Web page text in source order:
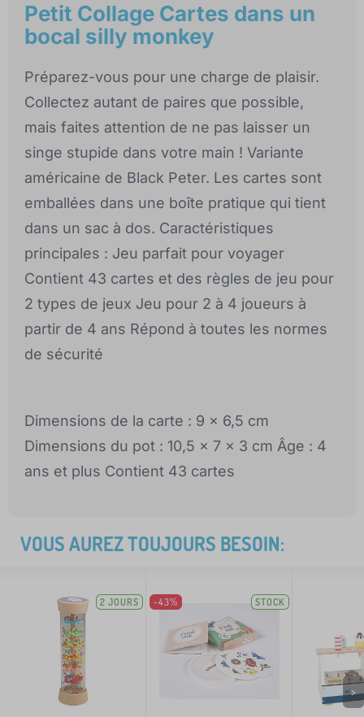
Petit Collage Cartes dans un
bocal silly monkey
Préparez-vous pour une charge de plaisir.
Collectez autant de paires que possible,
mais faites attention de ne pas laisser un
singe stupide dans votre main ! Variante
américaine de Black Peter. Les cartes sont
emballées dans une boîte pratique qui tient
dans un sac à dos. Caractéristiques
principales : Jeu parfait pour voyager
Contient 43 cartes et des règles de jeu pour
2 types de jeux Jeu pour 2 à 4 joueurs à
partir de 4 ans Répond à toutes les normes
de sécurité
Dimensions de la carte : 9 x 6,5 cm
Dimensions du pot : 10,5 x 7 x 3 cm Âge : 4
ans et plus Contient 43 cartes
VOUS AUREZ TOUJOURS BESOIN:
2 JOURS -43% STOCK
>